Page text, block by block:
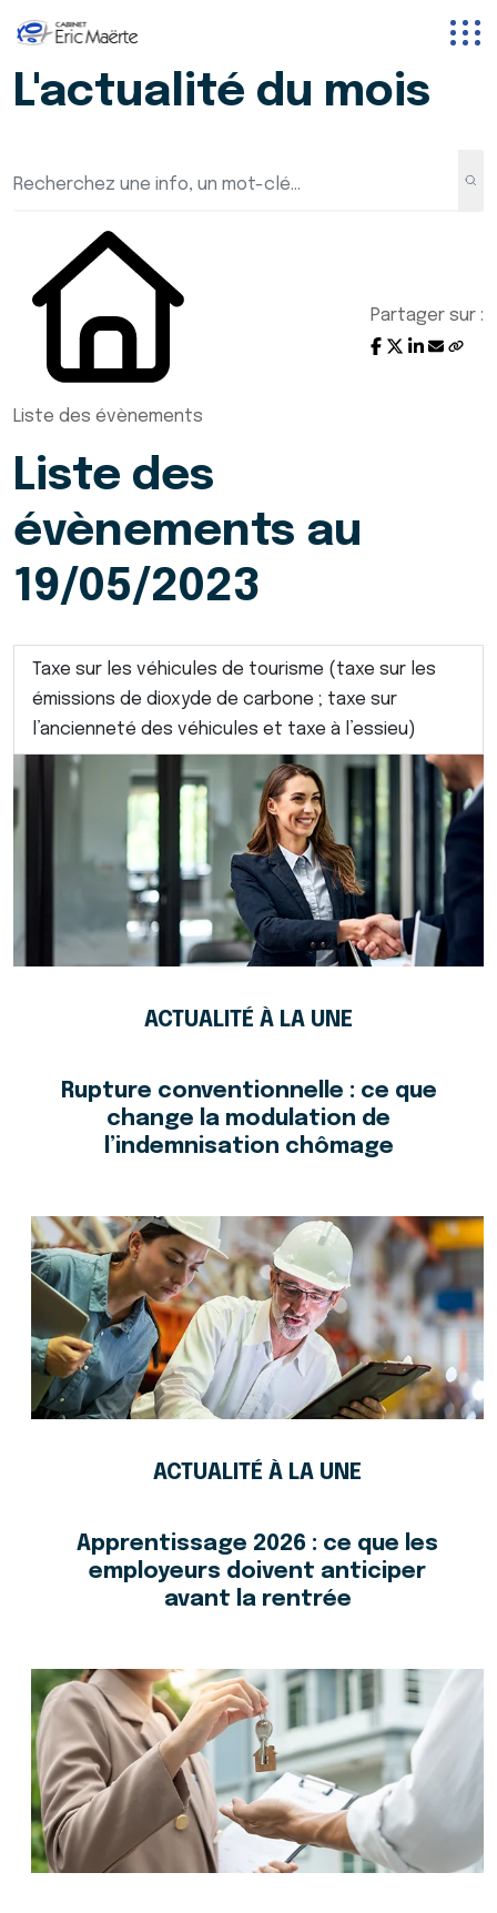
L'actualité du mois
Liste des évènements
Partager sur :
Liste des
évènements au
19/05/2023
Taxe sur les véhicules de tourisme (taxe sur les
émissions de dioxyde de carbone ; taxe sur
l’ancienneté des véhicules et taxe à l’essieu)
ACTUALITÉ À LA UNE
Rupture conventionnelle : ce que
change la modulation de
l’indemnisation chômage
ACTUALITÉ À LA UNE
Apprentissage 2026 : ce que les
employeurs doivent anticiper
avant la rentrée